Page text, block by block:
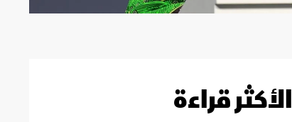
الأكثر قراءة